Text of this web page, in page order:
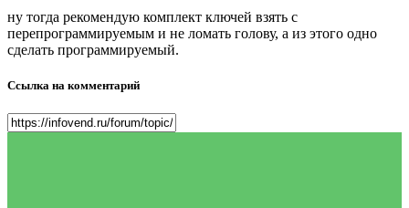
ну тогда рекомендую комплект ключей взять с
перепрограммируемым и не ломать голову, а из этого одно
сделать программируемый.
Ссылка на комментарий